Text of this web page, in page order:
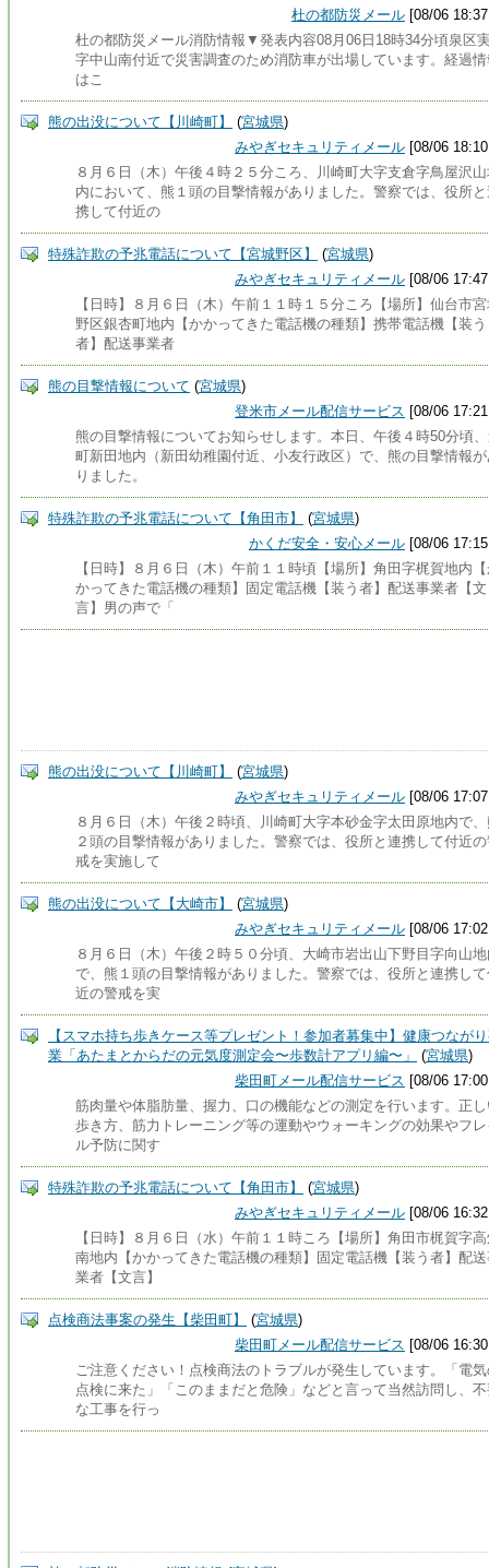
杜の都防災メール [08/06
杜の都防災メール消防情報▼発表内容08月06日18時34分頃泉区
字中山南付近で災害調査のため消防車が出場しています。経過
はこ
熊の出没について【川崎町】 (宮城県)
みやぎセキュリティメール [08/06
８月６日（木）午後４時２５分ころ、川崎町大字支倉字鳥屋沢
内において、熊１頭の目撃情報がありました。警察では、役所
携して付近の
特殊詐欺の予兆電話について【宮城野区】 (宮城県)
みやぎセキュリティメール [08/06
【日時】８月６日（木）午前１１時１５分ころ【場所】仙台市
野区銀杏町地内【かかってきた電話機の種類】携帯電話機【装う
者】配送事業者
熊の目撃情報について (宮城県)
登米市メール配信サービス [08/06
熊の目撃情報についてお知らせします。本日、午後４時50分頃
町新田地内（新田幼稚園付近、小友行政区）で、熊の目撃情報
りました。
特殊詐欺の予兆電話について【角田市】 (宮城県)
かくだ安全・安心メール [08/06
【日時】８月６日（木）午前１１時頃【場所】角田字梶賀地内
かってきた電話機の種類】固定電話機【装う者】配送事業者【文
言】男の声で「
熊の出没について【川崎町】 (宮城県)
みやぎセキュリティメール [08/06
８月６日（木）午後２時頃、川崎町大字本砂金字太田原地内で
２頭の目撃情報がありました。警察では、役所と連携して付近
戒を実施して
熊の出没について【大崎市】 (宮城県)
みやぎセキュリティメール [08/06
８月６日（木）午後２時５０分頃、大崎市岩出山下野目字向山
で、熊１頭の目撃情報がありました。警察では、役所と連携し
近の警戒を実
【スマホ持ち歩きケース等プレゼント！参加者募集中】健康つなが
業「あたまとからだの元気度測定会〜歩数計アプリ編〜」
(宮城県)
柴田町メール配信サービス [08/06
筋肉量や体脂肪量、握力、口の機能などの測定を行います。正
歩き方、筋力トレーニング等の運動やウォーキングの効果やフ
ル予防に関す
特殊詐欺の予兆電話について【角田市】 (宮城県)
みやぎセキュリティメール [08/06
【日時】８月６日（水）午前１１時ころ【場所】角田市梶賀字
南地内【かかってきた電話機の種類】固定電話機【装う者】配
業者【文言】
点検商法事案の発生【柴田町】 (宮城県)
柴田町メール配信サービス [08/06
ご注意ください！点検商法のトラブルが発生しています。「電
点検に来た」「このままだと危険」などと言って当然訪問し、
な工事を行っ